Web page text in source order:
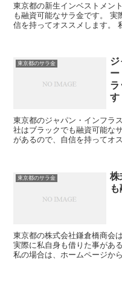
東京都の新生インベストメン
も融資可能なサラ金です。 実
信を持ってオススメします。
東京都のサラ金
ジ
ー
ラ
す
東京都のジャパン・インフラ
社はブラックでも融資可能な
があるので、自信を持ってオ
東京都のサラ金
株
東京都の株式会社鎌倉橋商会
実際に私自身も借りた事があ
私の場合は、ホームページか